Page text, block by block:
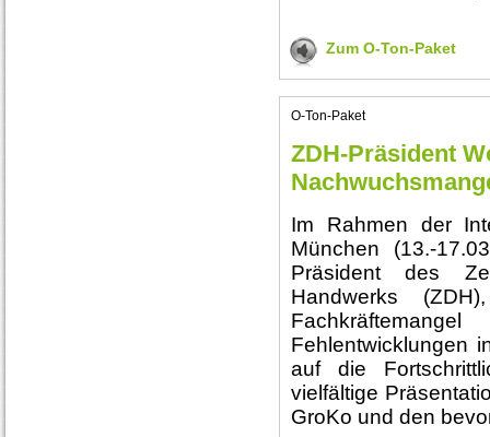
Zum O-Ton-Paket
O-Ton-Paket
ZDH-Präsident
Im Rahmen der
München (13.-
Präsident des
Handwerks
Fehlentwicklungen
auf die
vielfältige
GroKo und den